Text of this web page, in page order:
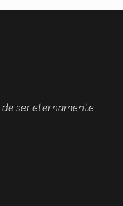
de ser eternamente